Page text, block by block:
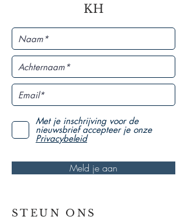
KH
Met je inschrijving voor de
nieuwsbrief accepteer je onze
Privacybeleid
Meld je aan
STEUN ONS